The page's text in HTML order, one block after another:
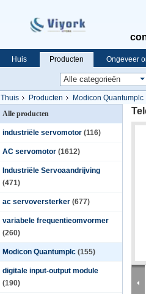
Huis Producten Ongeveer
Thuis Producten
Modicon Quantumplc
Alle producten
industriële servomotor (116)
AC servomotor (1612)
Industriële Servoaandrijving
(471)
ac servoversterker (677)
variabele frequentieomvormer
(260)
Modicon Quantumplc (155)
digitale input-output module
(190)